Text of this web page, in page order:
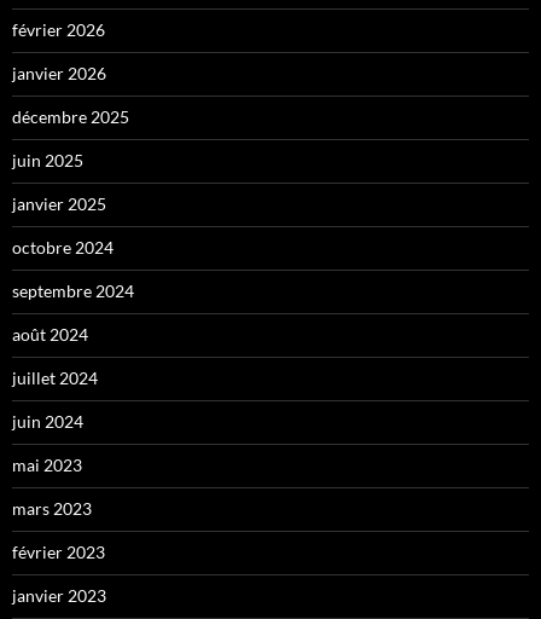
février 2026
janvier 2026
décembre 2025
juin 2025
janvier 2025
octobre 2024
septembre 2024
août 2024
juillet 2024
juin 2024
mai 2023
mars 2023
février 2023
janvier 2023